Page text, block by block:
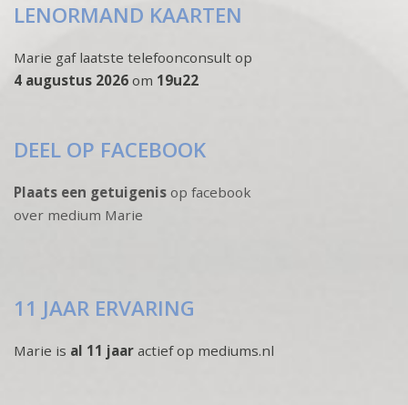
LENORMAND KAARTEN
Marie gaf laatste telefoonconsult op
4 augustus 2026 om 19u22
DEEL OP FACEBOOK
Plaats een getuigenis op facebook
over medium Marie
11 JAAR ERVARING
Marie is al 11 jaar actief op mediums.nl